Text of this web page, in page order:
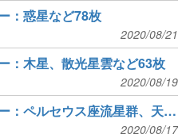
：惑星など78枚
2020/08/21
：木星、散光星雲など63枚
2020/08/19
天体写真ギャラリー：ペルセウス座流星群、天の川など107枚
2020/08/17